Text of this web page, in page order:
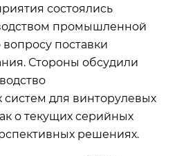
состоялись
промышленной
поставки
Стороны обсудили
для винторулевых
о текущих серийных
решениях.